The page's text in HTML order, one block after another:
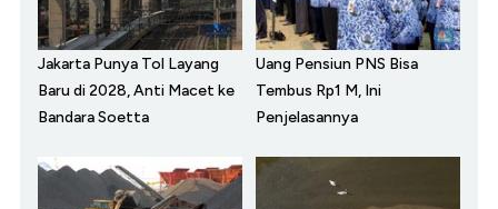
Jakarta Punya Tol Layang
Baru di 2028, Anti Macet ke
Bandara Soetta
Uang Pensiun PNS Bisa
Tembus Rp1 M, Ini
Penjelasannya